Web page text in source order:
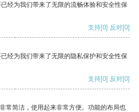
经为我们带来了无限的流畅体验和安全性保
支持[0] 反对[0]
经为我们带来了无限的隐私保护和安全性保
支持[0] 反对[0]
常简洁，使用起来非常方便。功能的布局也